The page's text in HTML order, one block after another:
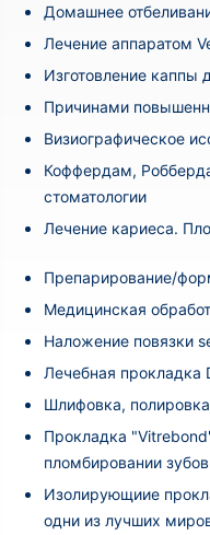
Домашнее
Лечение аппаратом
Изготовление каппы
Причинами
Визиографическое
Коффердам,
стоматологии
Лечение кариеса.
Препарирование/
Медицинская
Наложение повязки
Лечебная прокладка
Шлифовка,
Прокладка
пломбировании
Изолирующиие
одни из лучших